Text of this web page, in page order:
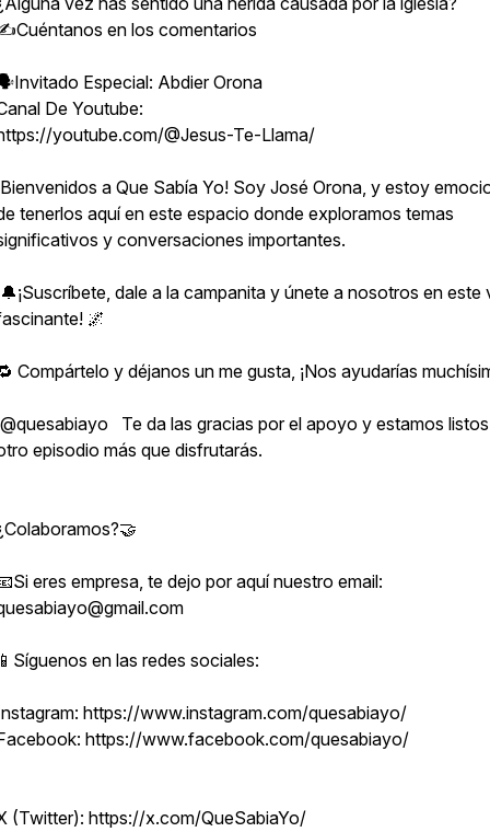
en los comentarios
Especial: Abdier Orona
De Youtube:
youtube.com/@Jesus-Te-Llama/
a Que Sabía Yo! Soy José Orona, y estoy
tenerlos aquí en este espacio donde exploramos temas
y conversaciones importantes.
🔔¡Suscríbete, dale a la campanita y únete a nosotros en este
🌌
Compártelo y déjanos un me gusta, ¡Nos ayudarías
@quesabiayo Te da las gracias por el apoyo y estamos
episodio más que disfrutarás.
eres empresa, te dejo por aquí nuestro email:
📱Síguenos en las redes sociales:
https://www.instagram.com/quesabiayo/
https://www.facebook.com/quesabiayo/
(Twitter): https://x.com/QueSabiaYo/